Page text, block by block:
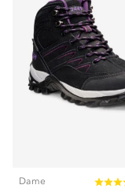
Dame